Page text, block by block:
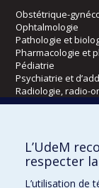
Obstétrique-
Ophtalmologie
Pathologie et
Pharmacologie et
Pédiatrie
Psychiatrie et
Radiologie, radio-
Écoles
Kinésiologie et
Orthophonie et
Réadaptation
L’UdeM
respecter
L’utilisation de